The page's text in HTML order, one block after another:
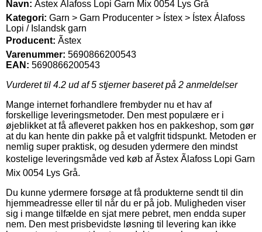
Navn: Ãstex Ãlafoss Lopi Garn Mix 0054 Lys Grå
Kategori: Garn > Garn Producenter > Ístex > Ístex Álafoss
Lopi / Islandsk garn
Producent: Ãstex
Varenummer: 5690866200543
EAN: 5690866200543
Vurderet til 4.2 ud af 5 stjerner baseret på 2 anmeldelser
Mange internet forhandlere frembyder nu et hav af
forskellige leveringsmetoder. Den mest populære er i
øjeblikket at få afleveret pakken hos en pakkeshop, som gør
at du kan hente din pakke på et valgfrit tidspunkt. Metoden er
nemlig super praktisk, og desuden ydermere den mindst
kostelige leveringsmåde ved køb af Ãstex Ãlafoss Lopi Garn
Mix 0054 Lys Grå.
Du kunne ydermere forsøge at få produkterne sendt til din
hjemmeadresse eller til når du er på job. Muligheden viser
sig i mange tilfælde en sjat mere pebret, men endda super
nem. Den mest prisbevidste løsning til levering kan ikke